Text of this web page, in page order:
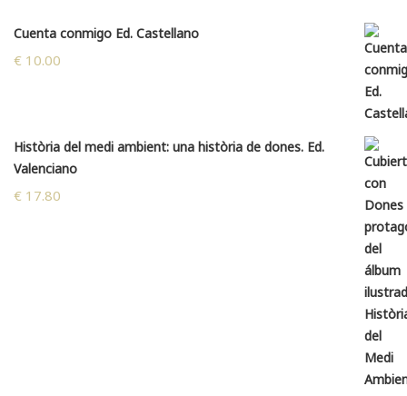
Cuenta conmigo Ed. Castellano
€ 10.00
Història del medi ambient: una història de dones. Ed.
Valenciano
€ 17.80